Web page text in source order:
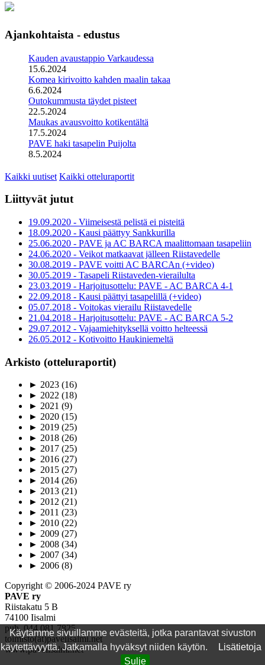
Ajankohtaista - edustus
Kauden avaustappio Varkaudessa
15.6.2024
Komea kirivoitto kahden maalin takaa
6.6.2024
Outokummusta täydet pisteet
22.5.2024
Maukas avausvoitto kotikentältä
17.5.2024
PAVE haki tasapelin Puijolta
8.5.2024
Kaikki uutiset Kaikki otteluraportit
Liittyvät jutut
19.09.2020 - Viimeisestä pelistä ei pisteitä
18.09.2020 - Kausi päättyy Sankkurilla
25.06.2020 - PAVE ja AC BARCA maalittomaan tasapeliin
24.06.2020 - Veikot matkaavat jälleen Riistavedelle
30.08.2019 - PAVE voitti AC BARCAn (+video)
30.05.2019 - Tasapeli Riistaveden-vierailulta
23.03.2019 - Harjoitusottelu: PAVE - AC BARCA 4-1
22.09.2018 - Kausi päättyi tasapelillä (+video)
05.07.2018 - Voitokas vierailu Riistavedelle
21.04.2018 - Harjoitusottelu: PAVE - AC BARCA 5-2
29.07.2012 - Vajaamiehityksellä voitto helteessä
26.05.2012 - Kotivoitto Haukiniemeltä
Arkisto (otteluraportit)
► 2023 (16)
► 2022 (18)
► 2021 (9)
► 2020 (15)
► 2019 (25)
► 2018 (26)
► 2017 (25)
► 2016 (27)
► 2015 (27)
► 2014 (26)
► 2013 (21)
► 2012 (21)
► 2011 (23)
► 2010 (22)
► 2009 (27)
► 2008 (34)
► 2007 (34)
► 2006 (8)
Copyright © 2006-2024 PAVE ry
PAVE ry
Riistakatu 5 B
74100 Iisalmi
puh. 044 081 7825
toimisto(ät)paveiisalmi.net
www.paveiisalmi.net
Käytämme sivuillamme evästeitä, jotka parantavat sivuston
käytettävyyttä. Jatkamalla hyväksyt niiden käytön.
Lisätietoja
Sulje